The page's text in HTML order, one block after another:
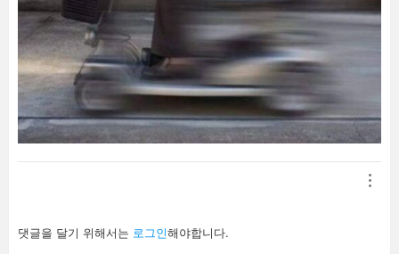
답
글
댓글을 달기 위해서는 로그인해야합니다.